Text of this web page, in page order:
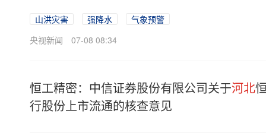
山洪灾害 强降水
气象预警
央视新闻
07-08 08:34
恒工精密：中信证券股份有限公司关于河北
行股份上市流通的核查意见